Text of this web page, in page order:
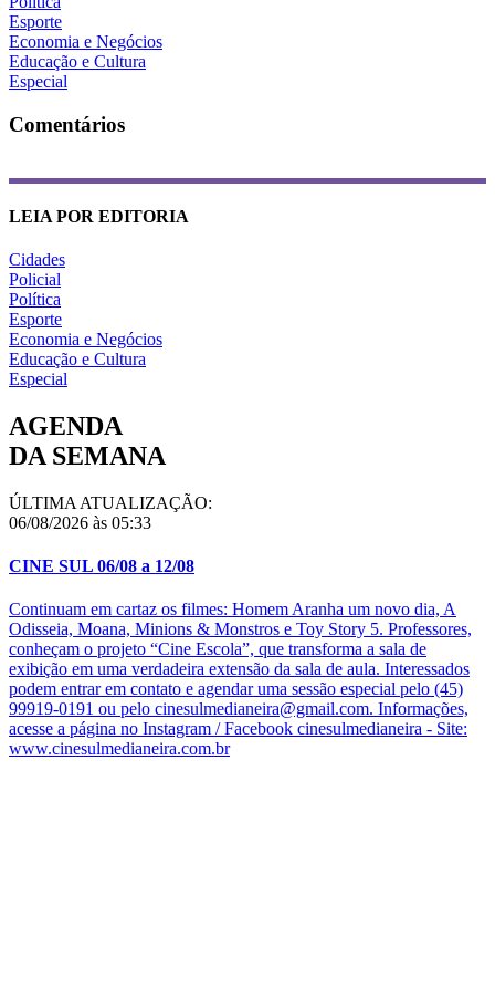
Esporte
Economia e Negócios
Educação e Cultura
Especial
Comentários
LEIA POR EDITORIA
Cidades
Policial
Política
Esporte
Economia e Negócios
Educação e Cultura
Especial
AGENDA
DA SEMANA
ÚLTIMA ATUALIZAÇÃO:
06/08/2026 às 05:33
CINE SUL 06/08 a 12/08
Continuam em cartaz os filmes: Homem Aranha um novo dia, A
Odisseia, Moana, Minions & Monstros e Toy Story 5. Professores,
conheçam o projeto “Cine Escola”, que transforma a sala de
exibição em uma verdadeira extensão da sala de aula. Interessados
podem entrar em contato e agendar uma sessão especial pelo (45)
99919-0191 ou pelo cinesulmedianeira@gmail.com. Informações,
acesse a página no Instagram / Facebook cinesulmedianeira - Site:
www.cinesulmedianeira.com.br